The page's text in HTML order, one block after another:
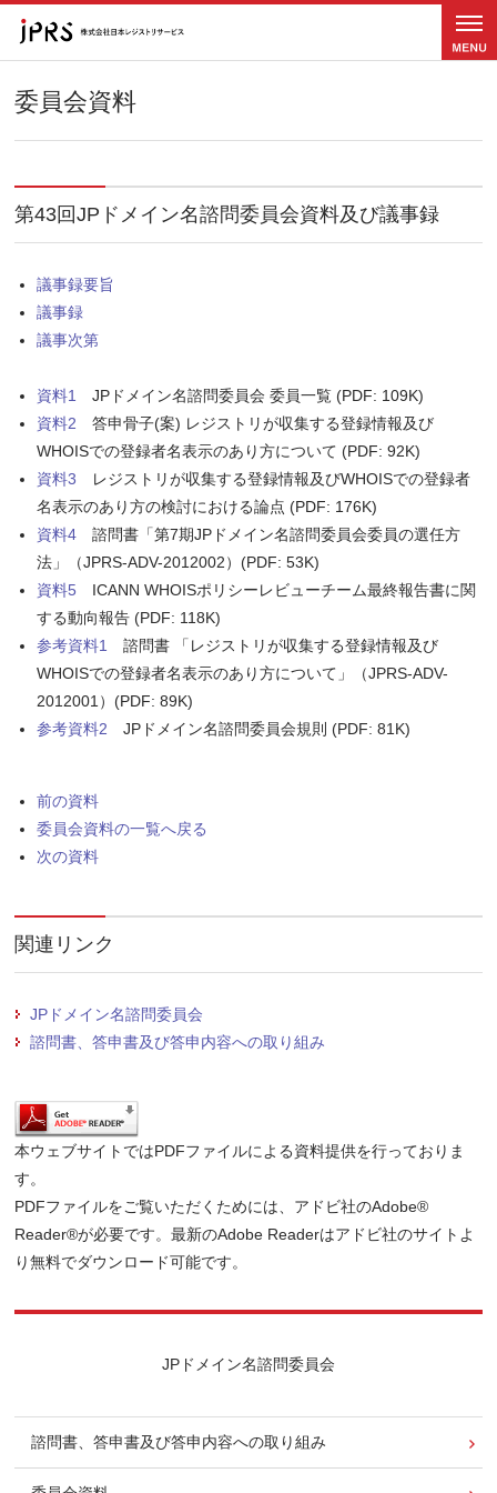
委員会資料
第43回JPドメイン名諮問委員会資料及び議事録
議事録要旨
議事録
議事次第
資料1
JPドメイン名諮問委員会 委員一覧 (PDF: 109K)
資料2 答申骨子(案) レジストリが収集する登録情報及び
WHOISでの登録者名表示のあり方について (PDF: 92K)
資料3 レジストリが収集する登録情報及びWHOISでの登録者
名表示のあり方の検討における論点 (PDF: 176K)
資料4 諮問書「第7期JPドメイン名諮問委員会委員の選任方
法」（JPRS-ADV-2012002）(PDF: 53K)
資料5 ICANN WHOISポリシーレビューチーム最終報告書に関
する動向報告 (PDF: 118K)
参考資料1
諮問書 「レジストリが収集する登録情報及び
WHOISでの登録者名表示のあり方について」（JPRS-ADV-
2012001）(PDF: 89K)
参考資料2 JPドメイン名諮問委員会規則 (PDF: 81K)
前の資料
委員会資料の一覧へ戻る
次の資料
関連リンク
JPドメイン名諮問委員会
諮問書、答申書及び答申内容への取り組み
本ウェブサイトではPDFファイルによる資料提供を行っておりま
す。
PDFファイルをご覧いただくためには、アドビ社のAdobe®
Reader®が必要です。最新のAdobe Readerはアドビ社のサイトよ
り無料でダウンロード可能です。
JPドメイン名諮問委員会
諮問書、答申書及び答申内容への取り組み